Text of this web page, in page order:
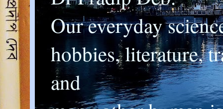
Our everyday
hobbies, literature,
and